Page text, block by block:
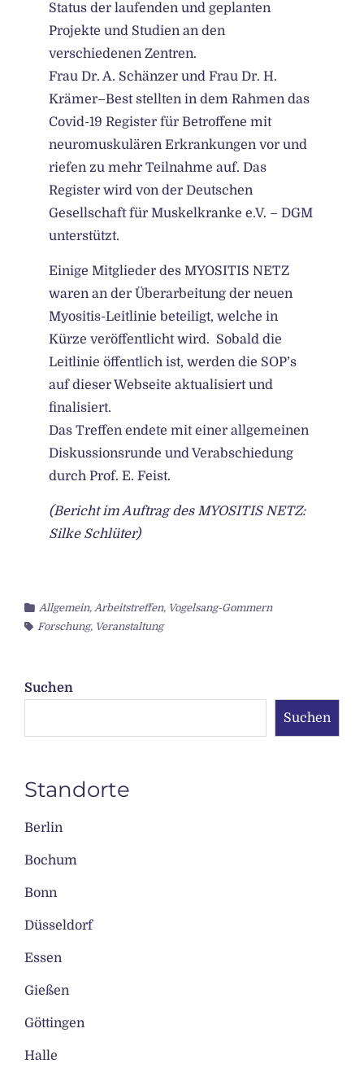
Status der laufenden und geplanten
Projekte und Studien an den
verschiedenen Zentren.
Frau Dr. A. Schänzer und Frau Dr. H.
Krämer–Best stellten in dem Rahmen das
Covid-19 Register für Betroffene mit
neuromuskulären Erkrankungen vor und
riefen zu mehr Teilnahme auf. Das
Register wird von der Deutschen
Gesellschaft für Muskelkranke e.V. – DGM
unterstützt.
Einige Mitglieder des MYOSITIS NETZ
waren an der Überarbeitung der neuen
Myositis-Leitlinie beteiligt, welche in
Kürze veröffentlicht wird. Sobald die
Leitlinie öffentlich ist, werden die SOP’s
auf dieser Webseite aktualisiert und
finalisiert.
Das Treffen endete mit einer allgemeinen
Diskussionsrunde und Verabschiedung
durch Prof. E. Feist.
(Bericht im Auftrag des MYOSITIS NETZ:
Silke Schlüter)
Allgemein, Arbeitstreffen, Vogelsang-Gommern
Forschung, Veranstaltung
Suchen
Suchen
Standorte
Berlin
Bochum
Bonn
Düsseldorf
Essen
Gießen
Göttingen
Halle